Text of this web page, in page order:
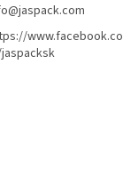
@jaspack.com
www.facebook.co